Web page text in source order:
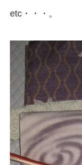
etc・・・。